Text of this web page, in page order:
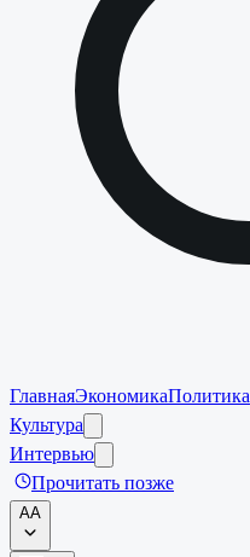
ГлавнаяЭкономикаПолитика
Культура
Интервью
Прочитать позже
AA